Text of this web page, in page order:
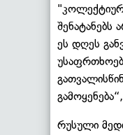
ეს დღეს
რუსული